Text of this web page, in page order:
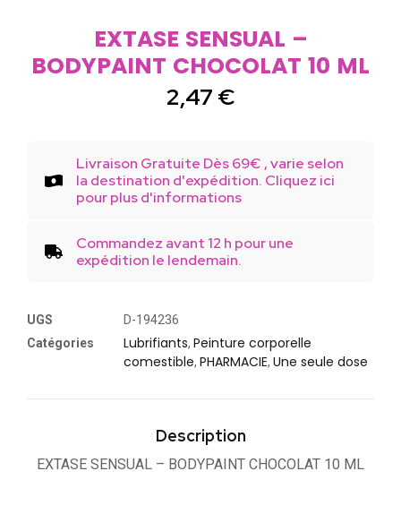
EXTASE SENSUAL –
BODYPAINT CHOCOLAT 10 ML
2,47 €
Livraison Gratuite Dès 69€ , varie selon
la destination d'expédition. Cliquez ici
pour plus d'informations
Commandez avant 12 h pour une
expédition le lendemain.
UGS
D-194236
Catégories
Lubrifiants, Peinture corporelle
comestible, PHARMACIE, Une seule dose
Description
EXTASE SENSUAL – BODYPAINT CHOCOLAT 10 ML